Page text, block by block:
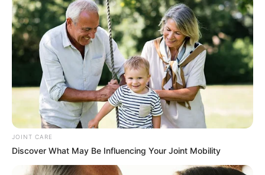
JOINT CARE
Discover What May Be Influencing Your Joint Mobility